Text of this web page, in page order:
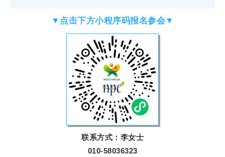
▼点击下方小程序码报名参会▼
联系方式：李女士
010-58036323